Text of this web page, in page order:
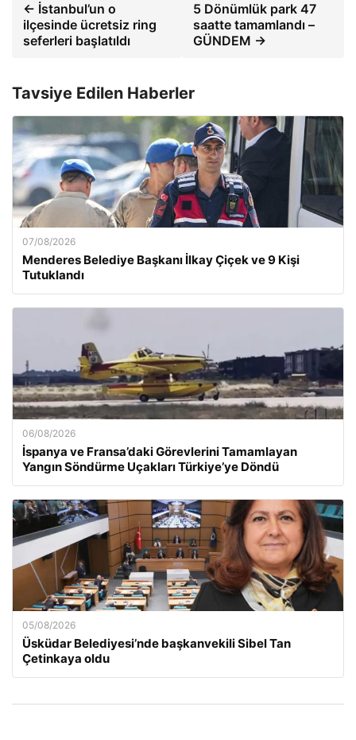
← İstanbul’un o
ilçesinde ücretsiz ring
seferleri başlatıldı
5 Dönümlük park 47
saatte tamamlandı –
GÜNDEM →
Tavsiye Edilen Haberler
07/08/2026
Menderes Belediye Başkanı İlkay Çiçek ve 9 Kişi
Tutuklandı
06/08/2026
İspanya ve Fransa’daki Görevlerini Tamamlayan
Yangın Söndürme Uçakları Türkiye’ye Döndü
05/08/2026
Üsküdar Belediyesi’nde başkanvekili Sibel Tan
Çetinkaya oldu